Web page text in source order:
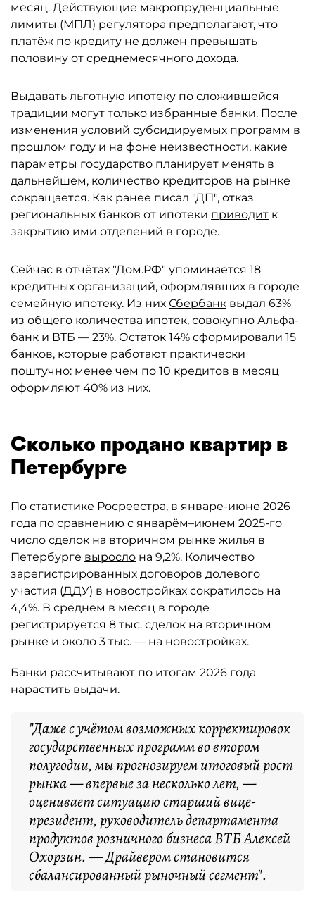
месяц. Действующие макропруденциальные
лимиты (МПЛ) регулятора предполагают, что
платёж по кредиту не должен превышать
половину от среднемесячного дохода.
Выдавать льготную ипотеку по сложившейся
традиции могут только избранные банки. После
изменения условий субсидируемых программ в
прошлом году и на фоне неизвестности, какие
параметры государство планирует менять в
дальнейшем, количество кредиторов на рынке
сокращается. Как ранее писал "ДП", отказ
региональных банков от ипотеки приводит к
закрытию ими отделений в городе.
Сейчас в отчётах "Дом.РФ" упоминается 18
кредитных организаций, оформлявших в городе
семейную ипотеку. Из них Сбербанк выдал 63%
из общего количества ипотек, совокупно Альфа-
банк и ВТБ — 23%. Остаток 14% сформировали 15
банков, которые работают практически
поштучно: менее чем по 10 кредитов в месяц
оформляют 40% из них.
Сколько продано квартир в
Петербурге
По статистике Росреестра, в январе-июне 2026
года по сравнению с январём–июнем 2025-го
число сделок на вторичном рынке жилья в
Петербурге выросло на 9,2%. Количество
зарегистрированных договоров долевого
участия (ДДУ) в новостройках сократилось на
4,4%. В среднем в месяц в городе
регистрируется 8 тыс. сделок на вторичном
рынке и около 3 тыс. — на новостройках.
Банки рассчитывают по итогам 2026 года
нарастить выдачи.
"Даже с учётом возможных корректировок
государственных программ во втором
полугодии, мы прогнозируем итоговый рост
рынка — впервые за несколько лет, —
оценивает ситуацию старший вице-
президент, руководитель департамента
продуктов розничного бизнеса ВТБ Алексей
Охорзин. — Драйвером становится
сбалансированный рыночный сегмент".